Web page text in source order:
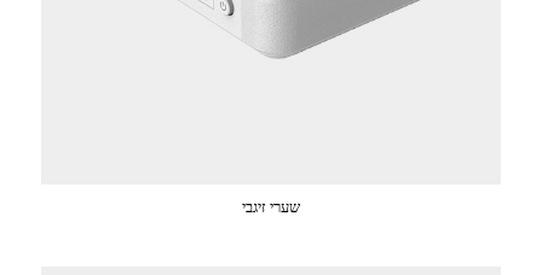
שערי זיגבי